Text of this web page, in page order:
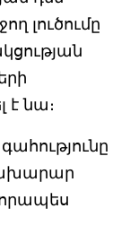
լուծումը
է նա։